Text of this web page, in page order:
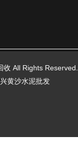
收 All Rights
黄沙水泥批发